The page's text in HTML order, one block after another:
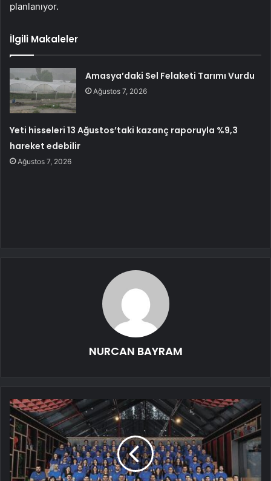
planlanıyor.
İlgili Makaleler
Amasya’daki Sel Felaketi Tarımı Vurdu
Ağustos 7, 2026
Yeti hisseleri 13 Ağustos’taki kazanç raporuyla %9,3
hareket edebilir
Ağustos 7, 2026
NURCAN BAYRAM